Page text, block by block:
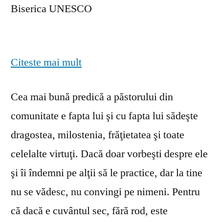
Biserica UNESCO
Citeste mai mult
Cea mai bună predică a păstorului din
comunitate e fapta lui şi cu fapta lui sădeşte
dragostea, milostenia, frăţietatea şi toate
celelalte virtuţi. Dacă doar vorbeşti despre ele
şi îi îndemni pe alţii să le practice, dar la tine
nu se vă­desc, nu convingi pe nimeni. Pentru
că dacă e cuvântul sec, fără rod, este